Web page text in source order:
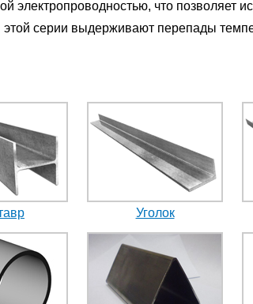
электропроводностью, что позволяет
серии выдерживают перепады
Уголок